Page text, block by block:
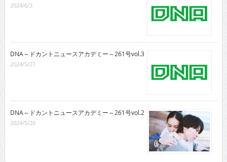
2024/6/3
DNA～ドカントニュースアカデミー～261号vol.3
2024/5/27
DNA～ドカントニュースアカデミー～261号vol.2
2024/5/20